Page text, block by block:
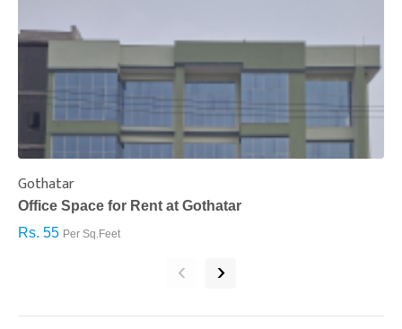
Gothatar
Office Space for Rent at Gothatar
Rs. 55 Per Sq.Feet
‹ ›